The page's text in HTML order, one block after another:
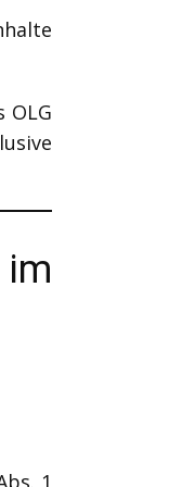
OLG
1